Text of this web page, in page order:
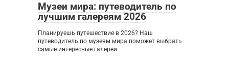
Музеи мира: путеводитель по
лучшим галереям 2026
Планируешь путешествие в 2026? Наш
путеводитель по музеям мира поможет выбрать
самые интересные галереи